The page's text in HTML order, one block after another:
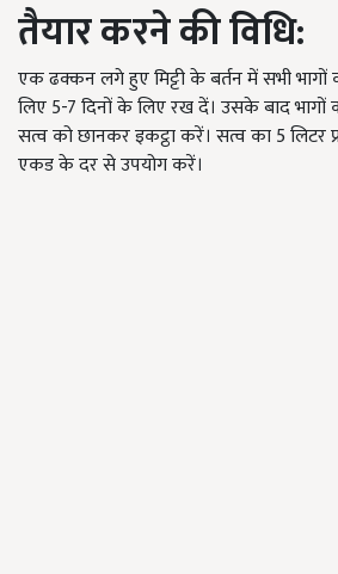
तैयार करने की विधि:
एक ढक्कन लगे हुए मिट्टी के बर्तन में सभी
लिए 5-7 दिनों के लिए रख दें। उसके बाद
सत्व को छानकर इकट्ठा करें। सत्व का 5 लिटर
एकड के दर से उपयोग करें।